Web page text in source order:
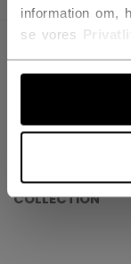
information om,
se vores
SKU
COLLECTION